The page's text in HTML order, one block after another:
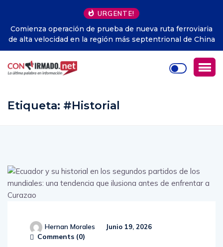
URGENTE!
ferroviaria
de China
Perú.- Humala critica la disparidad de la
apunta que Fujimori sí recibió fondos
campaña
Etiqueta: #Historial
Hernan Morales Junio 19, 2026
Comments (0)